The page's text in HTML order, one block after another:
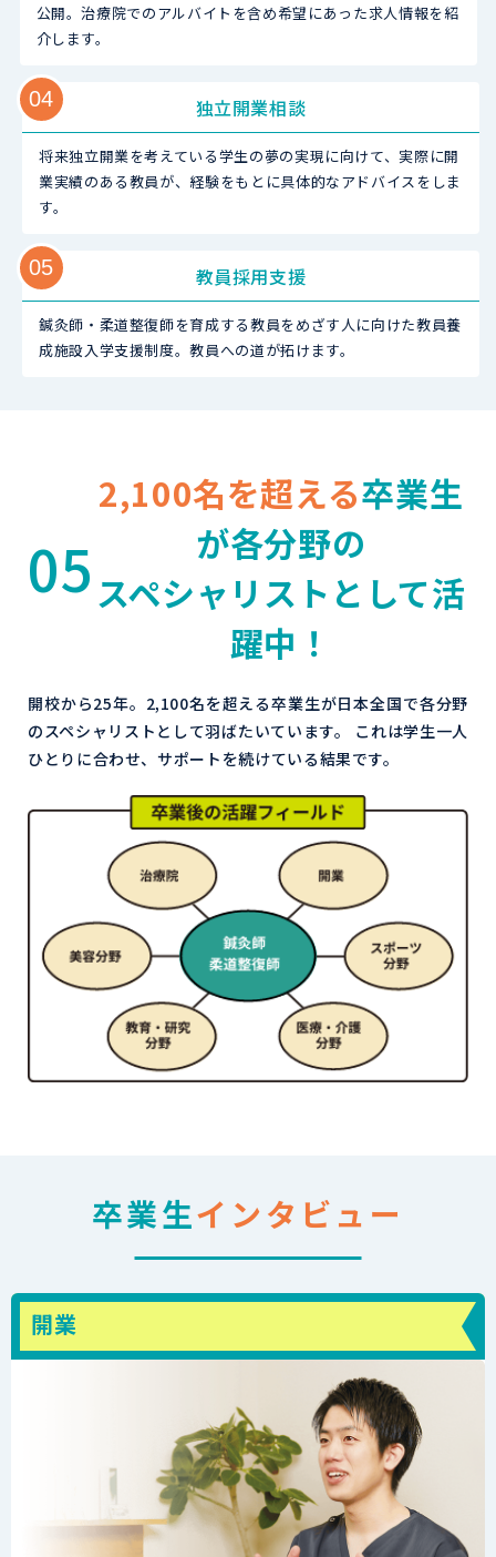
公開。治療院でのアルバイトを含め希望にあった求人情報を紹
介します。
独立開業相談
04
将来独立開業を考えている学生の夢の実現に向けて、実際に開
業実績のある教員が、経験をもとに具体的なアドバイスをしま
す。
教員採用支援
05
鍼灸師・柔道整復師を育成する教員をめざす人に向けた教員養
成施設入学支援制度。教員への道が拓けます。
05
2,100名を超える卒業生
が各分野の
スペシャリストとして活
躍中！
開校から25年。2,100名を超える卒業生が日本全国で各分野
のスペシャリストとして羽ばたいています。 これは学生一人
ひとりに合わせ、サポートを続けている結果です。
卒業生インタビュー
開業